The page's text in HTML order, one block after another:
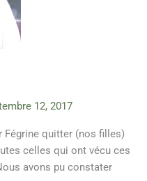
12, 2017
Fégrine quitter (nos filles)
celles qui ont vécu ces
avons pu constater